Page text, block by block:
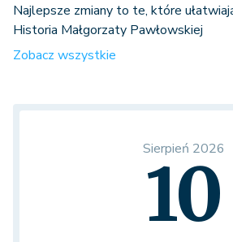
Najlepsze zmiany to te, które
Historia Małgorzaty Pawłowskiej
Zobacz wszystkie
Sierpień 2026
10